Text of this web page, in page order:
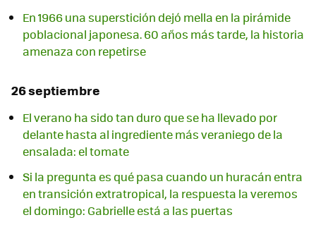
En 1966 una superstición dejó mella en la pirámide
poblacional japonesa. 60 años más tarde, la historia
amenaza con repetirse
26 septiembre
El verano ha sido tan duro que se ha llevado por
delante hasta al ingrediente más veraniego de la
ensalada: el tomate
Si la pregunta es qué pasa cuando un huracán entra
en transición extratropical, la respuesta la veremos
el domingo: Gabrielle está a las puertas